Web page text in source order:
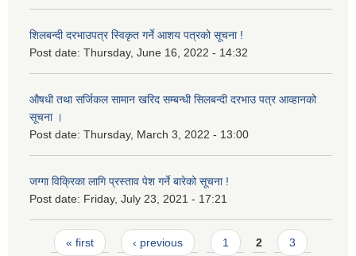
शिलबन्दी दरभाउपत्र स्विकृत गर्ने आशय पत्रको सूचना !
Post date: Thursday, June 16, 2022 - 14:32
औषधी तथा सर्जिकल सामान खरिद सम्बन्धी सिलबन्दी दरभाउ पत्र आव्हानको
सूचना ।
Post date: Thursday, March 3, 2022 - 13:00
जग्गा विक्रिका लागि प्रस्ताव पेश गर्ने बारेको सूचना !
Post date: Friday, July 23, 2021 - 17:21
Pages
« first ‹ previous 1 2 3